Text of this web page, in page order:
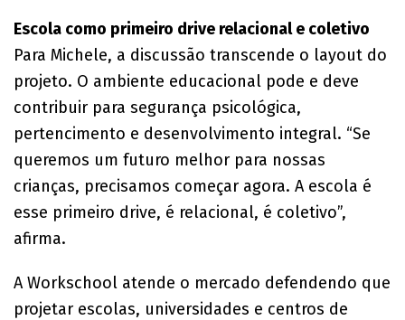
Escola como primeiro drive relacional e coletivo
Para Michele, a discussão transcende o layout do
projeto. O ambiente educacional pode e deve
contribuir para segurança psicológica,
pertencimento e desenvolvimento integral. “Se
queremos um futuro melhor para nossas
crianças, precisamos começar agora. A escola é
esse primeiro drive, é relacional, é coletivo”,
afirma.
A Workschool atende o mercado defendendo que
projetar escolas, universidades e centros de